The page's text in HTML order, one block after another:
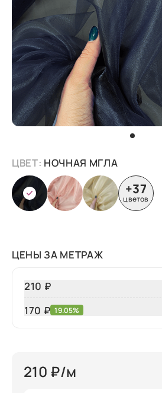
ЦВЕТ: НОЧНАЯ МГЛА
+37
цветов
ЦЕНЫ ЗА МЕТРАЖ
210 ₽
170 ₽ 19.05%
210 ₽/м